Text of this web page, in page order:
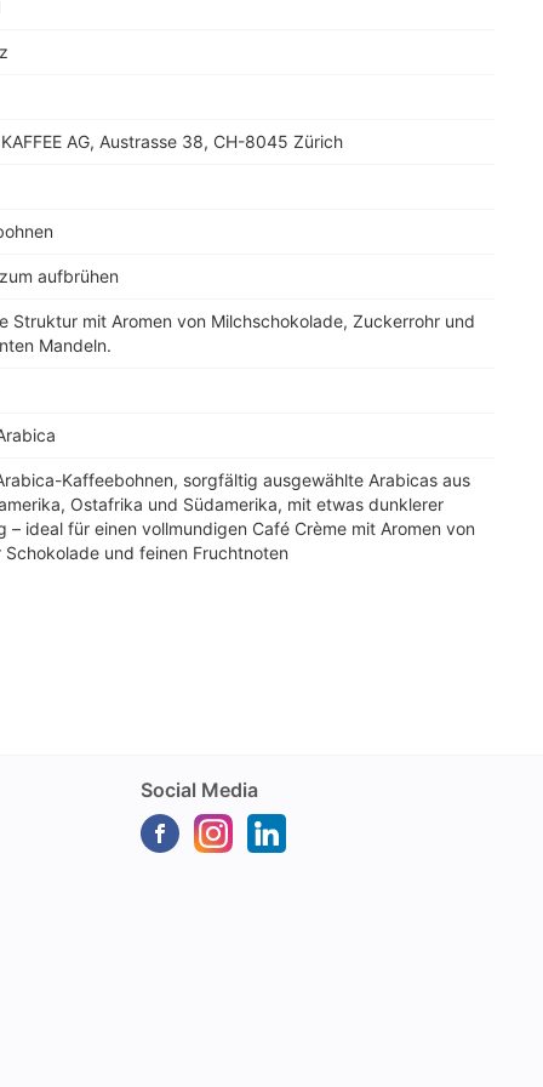
AG, Austrasse 38, CH-8045 Zürich
aufbrühen
Struktur mit Aromen von Milchschokolade, Zuckerrohr und
Mandeln.
Kaffeebohnen, sorgfältig ausgewählte Arabicas aus
Ostafrika und Südamerika, mit etwas dunklerer
– ideal für einen vollmundigen Café Crème mit Aromen von
Schokolade und feinen Fruchtnoten
Social Media